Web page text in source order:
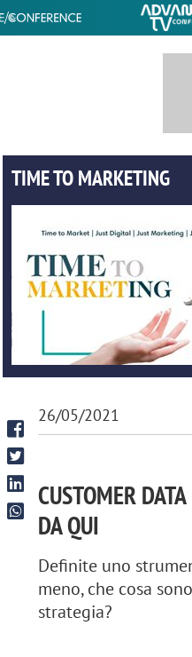
TIME TO MARKETING
26/05/2021
CUSTOMER
DA QUI
Definite uno
meno, che cosa
strategia?